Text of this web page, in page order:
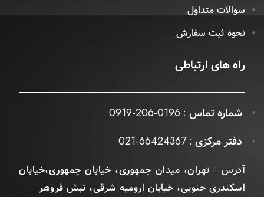
سوالات متداول
نحوه ثبت سفارش
راه های ارتباطی
شماره تماس : 0196-206-0919
دفتر مرکزی : 66424367-021
آدرس : تهران، میدان جمهوری، خیابان جمهوری،خیابان
اسکندری جنوبی، خیابان ارومیه شرقی، نبش فروهر